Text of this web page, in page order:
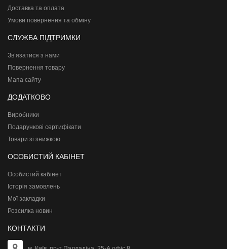
Доставка та оплата
Умови повернення та обміну
СЛУЖБА ПІДТРИМКИ
Зв’язатися з нами
Повернення товару
Мапа сайту
ДОДАТКОВО
Виробники
Подарункові сертифікати
Товари зі знижкою
ОСОБИСТИЙ КАБІНЕТ
Особистий кабінет
Історія замовлень
Мої закладки
Розсилка новин
КОНТАКТИ